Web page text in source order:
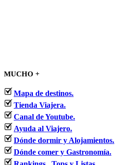
MUCHO +
Mapa de destinos.
Tienda Viajera.
Canal de Youtube.
Ayuda al Viajero.
Dónde dormir y Alojamientos.
Dónde comer y Gastronomía.